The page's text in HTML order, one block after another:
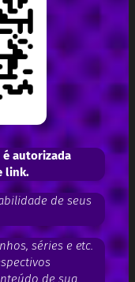
é autorizada
link.
de seus
séries e etc.
de sua